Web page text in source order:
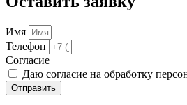
Имя
Телефон
Cогласие
Даю согласие на обработку
Отправить